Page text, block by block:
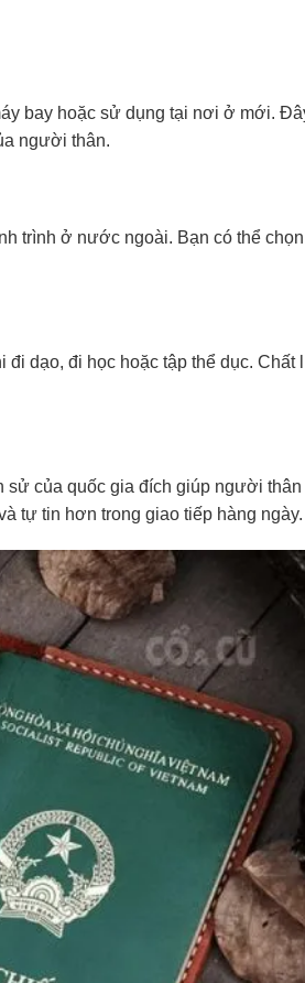
bay hoặc sử dụng tại nơi ở mới.
người thân.
trình ở nước ngoài. Bạn có thể
dạo, đi học hoặc tập thể dục. Chất
sử của quốc gia đích giúp người thân
tự tin hơn trong giao tiếp hàng ngày.